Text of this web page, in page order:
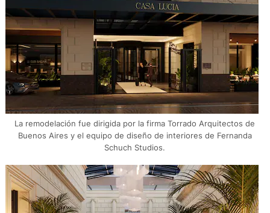
La remodelación fue dirigida por la firma Torrado Arquitectos de
Buenos Aires y el equipo de diseño de interiores de Fernanda
Schuch Studios.